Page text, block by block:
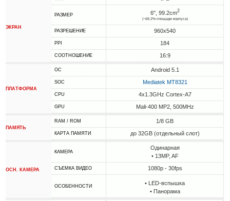
ЭКРАН
РАЗМЕР 6", 99.2cm2
(~68.2% площади корпуса)
РАЗРЕШЕНИЕ 960x540
PPI 184
СООТНОШЕНИЕ 16:9
ПЛАТФОРМА
ОС Android 5.1
SOC Mediatek MT8321
CPU 4x1.3GHz Cortex-A7
GPU Mali-400 MP2, 500MHz
ПАМЯТЬ
RAM / ROM 1/8 GB
КАРТА ПАМЯТИ до 32GB (отдельный слот)
ОСН. КАМЕРА
КАМЕРА
Одинарная
• 13MP, AF
СЪЕМКА ВИДЕО 1080p - 30fps
ОСОБЕННОСТИ
• LED-вспышка
• Панорама